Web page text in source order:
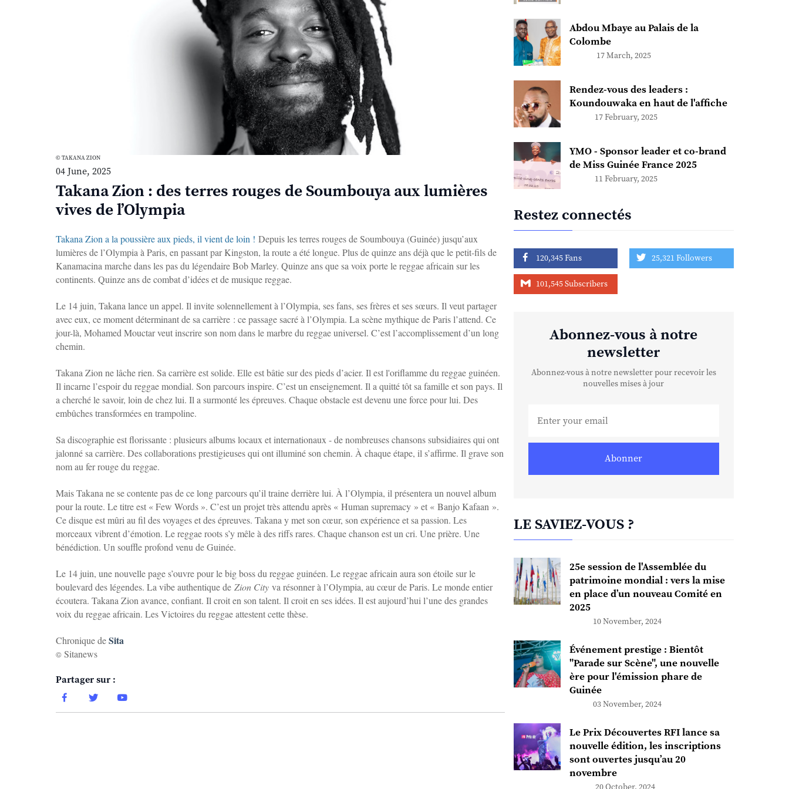
© TAKANA ZION
04 June, 2025
Takana Zion : des terres rouges de Soumbouya aux lumières
vives de l’Olympia
Takana Zion a la poussière aux pieds, il vient de loin ! Depuis les terres rouges de Soumbouya (Guinée) jusqu’aux
lumières de l’Olympia à Paris, en passant par Kingston, la route a été longue. Plus de quinze ans déjà que le petit-fils de
Kanamacina marche dans les pas du légendaire Bob Marley. Quinze ans que sa voix porte le reggae africain sur les
continents. Quinze ans de combat d’idées et de musique reggae.
Le 14 juin, Takana lance un appel. Il invite solennellement à l’Olympia, ses fans, ses frères et ses sœurs. Il veut partager
avec eux, ce moment déterminant de sa carrière : ce passage sacré à l’Olympia. La scène mythique de Paris l’attend. Ce
jour-là, Mohamed Mouctar veut inscrire son nom dans le marbre du reggae universel. C’est l’accomplissement d’un long
chemin.
Takana Zion ne lâche rien. Sa carrière est solide. Elle est bâtie sur des pieds d’acier. Il est l'oriflamme du reggae guinéen.
Il incarne l’espoir du reggae mondial. Son parcours inspire. C’est un enseignement. Il a quitté tôt sa famille et son pays. Il
a cherché le savoir, loin de chez lui. Il a surmonté les épreuves. Chaque obstacle est devenu une force pour lui. Des
embûches transformées en trampoline.
Sa discographie est florissante : plusieurs albums locaux et internationaux - de nombreuses chansons subsidiaires qui ont
jalonné sa carrière. Des collaborations prestigieuses qui ont illuminé son chemin. À chaque étape, il s’affirme. Il grave son
nom au fer rouge du reggae.
Mais Takana ne se contente pas de ce long parcours qu’il traine derrière lui. À l’Olympia, il présentera un nouvel album
pour la route. Le titre est « Few Words ». C’est un projet très attendu après « Human supremacy » et « Banjo Kafaan ».
Ce disque est mûri au fil des voyages et des épreuves. Takana y met son cœur, son expérience et sa passion. Les
morceaux vibrent d’émotion. Le reggae roots s’y mêle à des riffs rares. Chaque chanson est un cri. Une prière. Une
bénédiction. Un souffle profond venu de Guinée.
Le 14 juin, une nouvelle page s’ouvre pour le big boss du reggae guinéen. Le reggae africain aura son étoile sur le
boulevard des légendes. La vibe authentique de Zion Cityva résonner à l’Olympia, au cœur de Paris. Le monde entier
écoutera. Takana Zion avance, confiant. Il croit en son talent. Il croit en ses idées. Il est aujourd’hui l’une des grandes
voix du reggae africain. Les Victoires du reggae attestent cette thèse.
Chronique deSita
© Sitanews
Partager sur :
Abdou Mbaye au Palais de la
Colombe
17 March, 2025
Rendez-vous des leaders :
Koundouwaka en haut de l'affiche
17 February, 2025
YMO - Sponsor leader et co-brand
de Miss Guinée France 2025
11 February, 2025
Restez connectés
120,345 Fans 25,321 Followers
101,545 Subscribers
Abonnez-vous à notre
newsletter
Abonnez-vous à notre newsletter pour recevoir les
nouvelles mises à jour
Abonner
LE SAVIEZ-VOUS ?
25e session de l'Assemblée du
patrimoine mondial : vers la mise
en place d’un nouveau Comité en
2025
10 November, 2024
Événement prestige : Bientôt
"Parade sur Scène", une nouvelle
ère pour l'émission phare de
Guinée
03 November, 2024
Le Prix Découvertes RFI lance sa
nouvelle édition, les inscriptions
sont ouvertes jusqu’au 20
novembre